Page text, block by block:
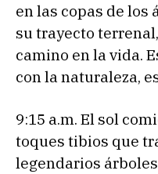
en las copas de los
su trayecto
camino en la vida.
con la naturaleza,
9:15 a.m. El sol
toques tibios que
legendarios